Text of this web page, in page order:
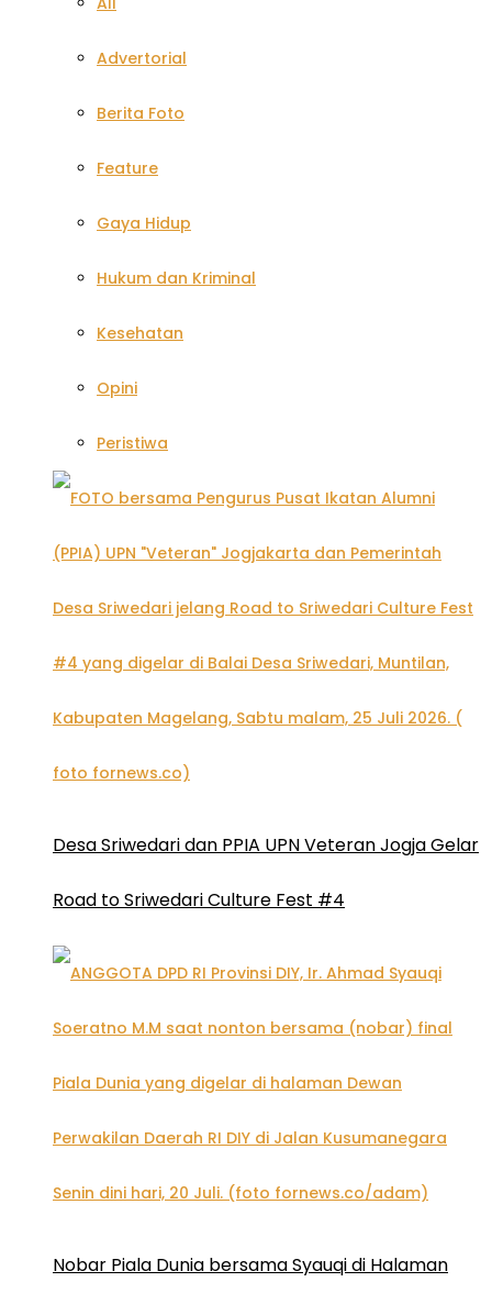
Advertorial
Berita Foto
Feature
Gaya Hidup
Hukum dan Kriminal
Kesehatan
Opini
Peristiwa
Desa Sriwedari dan PPIA UPN Veteran Jogja Gelar
Road to Sriwedari Culture Fest #4
Nobar Piala Dunia bersama Syauqi di Halaman